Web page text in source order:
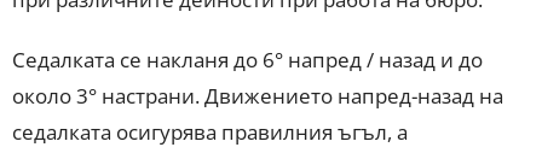
Седалката се накланя до 6° напред / назад и до
около 3° настрани. Движението напред-назад на
седалката осигурява правилния ъгъл, а